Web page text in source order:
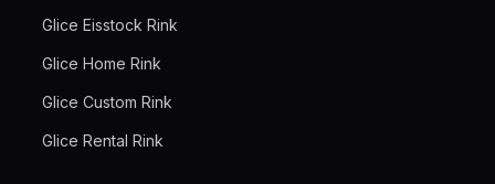
Glice Eisstock Rink
Glice Home Rink
Glice Custom Rink
Glice Rental Rink